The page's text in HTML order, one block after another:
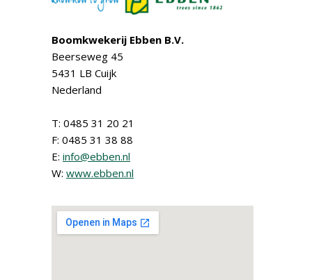
Boomkwekerij Ebben B.V.
Beerseweg 45
5431 LB Cuijk
Nederland
T: 0485 31 20 21
F: 0485 31 38 88
E: info@ebben.nl
W: www.ebben.nl